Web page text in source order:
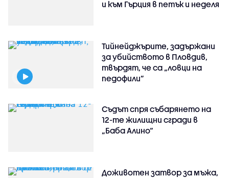
и към Гърция в петък и неделя
Тийнейджърите, задържани
за убийството в Пловдив,
твърдят, че са „ловци на
педофили”
Съдът спря събарянето на
12-те жилищни сгради в
„Баба Алино“
Доживотен затвор за мъжа,